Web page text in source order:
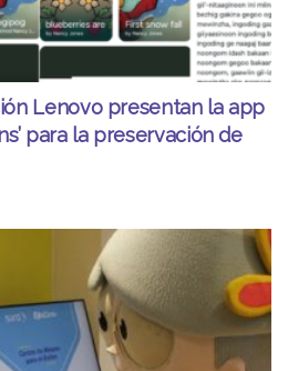
Lenovo presentan la app
para la preservación de